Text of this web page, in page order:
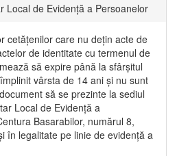
Local de Evidență a Persoanelor
cetățenilor care nu dețin acte de
de identitate cu termenul de
să expire până la sfârșitul
vârsta de 14 ani și nu sunt
să se prezinte la sediul
Local de Evidență a
Basarabilor, numărul 8,
în legalitate pe linie de evidență a